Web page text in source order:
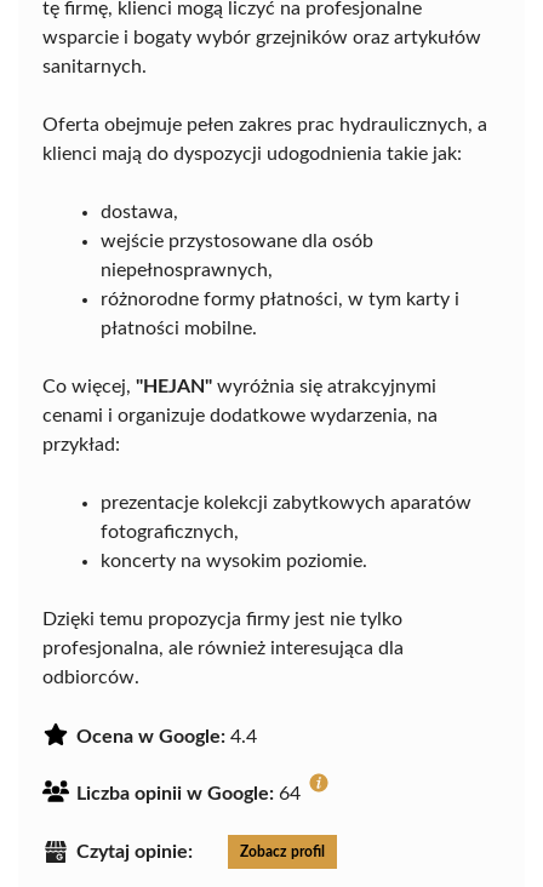
tę firmę, klienci mogą liczyć na profesjonalne
wsparcie i bogaty wybór grzejników oraz artykułów
sanitarnych.
Oferta obejmuje pełen zakres prac hydraulicznych, a
klienci mają do dyspozycji udogodnienia takie jak:
dostawa,
wejście przystosowane dla osób
niepełnosprawnych,
różnorodne formy płatności, w tym karty i
płatności mobilne.
Co więcej, "HEJAN" wyróżnia się atrakcyjnymi
cenami i organizuje dodatkowe wydarzenia, na
przykład:
prezentacje kolekcji zabytkowych aparatów
fotograficznych,
koncerty na wysokim poziomie.
Dzięki temu propozycja firmy jest nie tylko
profesjonalna, ale również interesująca dla
odbiorców.
Ocena w Google: 4.4
Liczba opinii w Google: 64
Czytaj opinie: Zobacz profil